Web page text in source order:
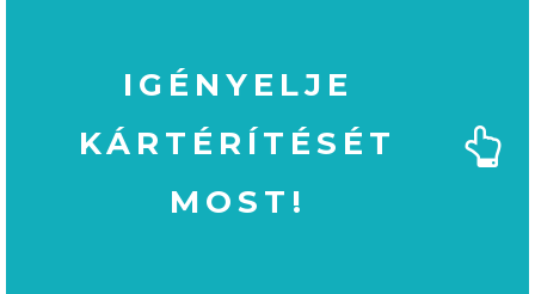
IGÉNYELJE
KÁRTÉRÍTÉSÉT
MOST!